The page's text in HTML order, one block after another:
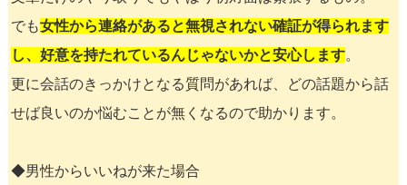
でも女性から連絡があると無視されない確証が得られます
し、好意を持たれているんじゃないかと安心します。
更に会話のきっかけとなる質問があれば、どの話題から話
せば良いのか悩むことが無くなるので助かります。
◆男性からいいねが来た場合